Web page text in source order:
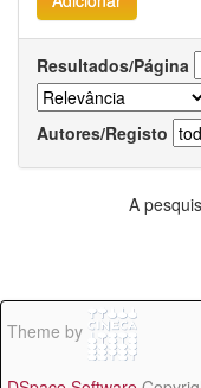
Resultados/Página
Autores/Registo
A
Theme by